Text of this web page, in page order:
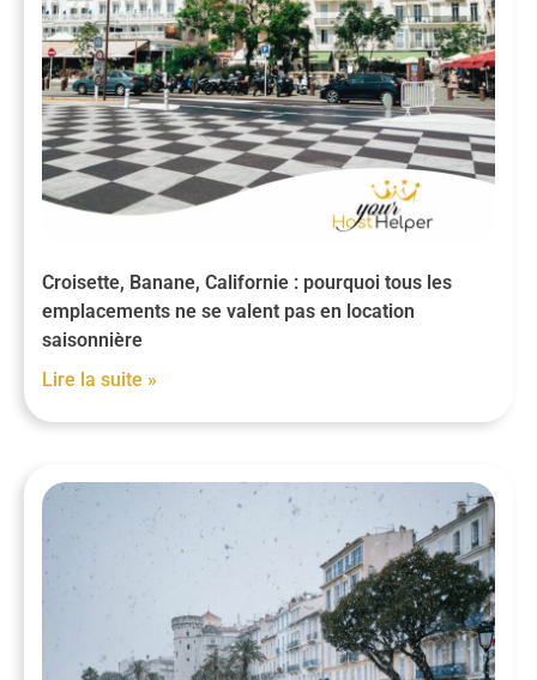
Croisette, Banane, Californie : pourquoi tous les
emplacements ne se valent pas en location
saisonnière
Lire la suite »